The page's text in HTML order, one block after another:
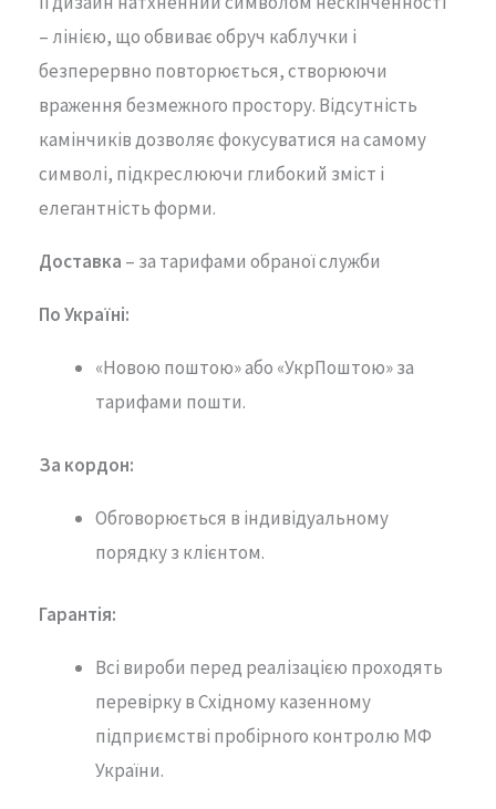
– лінією, що обвиває обруч каблучки і
безперервно повторюється, створюючи
враження безмежного простору. Відсутність
камінчиків дозволяє фокусуватися на самому
символі, підкреслюючи глибокий зміст і
елегантність форми.
Доставка – за тарифами обраної служби
По Україні:
«Новою поштою» або «УкрПоштою» за
тарифами пошти.
За кордон:
Обговорюється в індивідуальному
порядку з клієнтом.
Гарантія:
Всі вироби перед реалізацією проходять
перевірку в Східному казенному
підприємстві пробірного контролю МФ
України.